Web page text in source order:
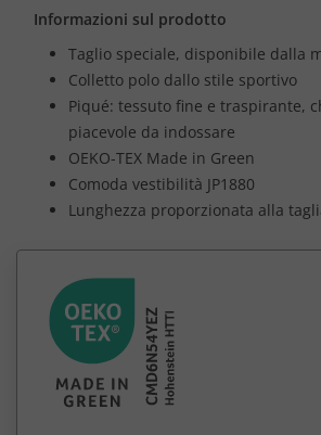
Informazioni sul prodotto
Taglio speciale, disponibile dalla
Colletto polo dallo stile sportivo
Piqué: tessuto fine e traspirante,
piacevole da indossare
OEKO-TEX Made in Green
Comoda vestibilità JP1880
Lunghezza proporzionata alla